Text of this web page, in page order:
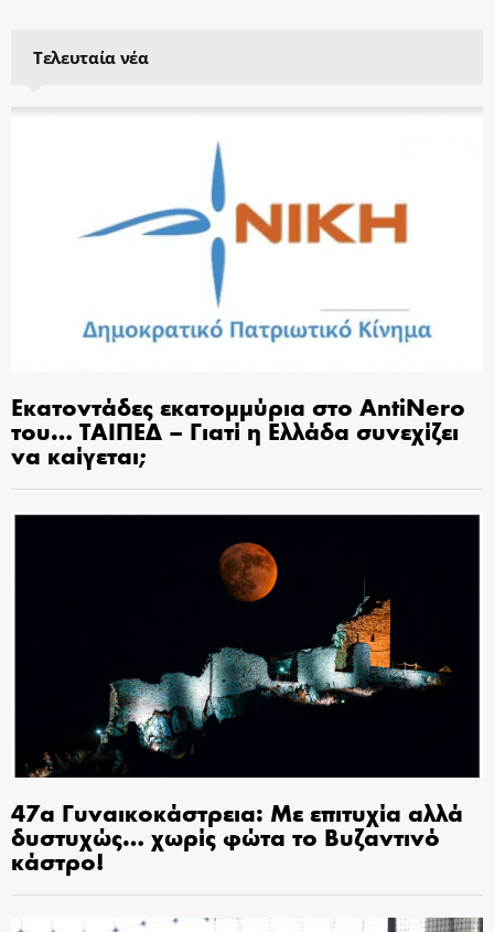
Τελευταία νέα
Εκατοντάδες εκατομμύρια στο AntiNero
του… ΤΑΙΠΕΔ – Γιατί η Ελλάδα συνεχίζει
να καίγεται;
47α Γυναικοκάστρεια: Με επιτυχία αλλά
δυστυχώς… χωρίς φώτα το Βυζαντινό
κάστρο!